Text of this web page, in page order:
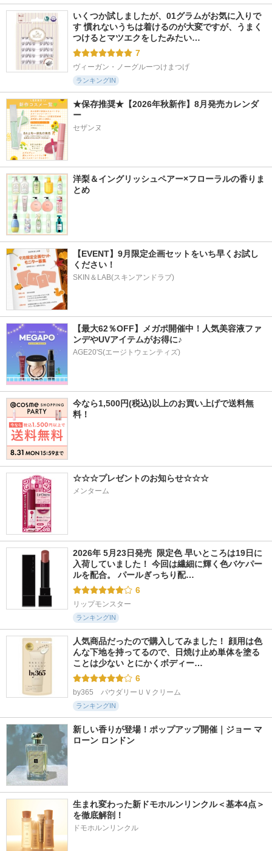
いくつか試しましたが、01グラムがお気に入りで
す 慣れないうちは着けるのが大変ですが、うまく
つけるとマツエクをしたみたい…
7
ヴィーガン・ノーグルーつけまつげ
ランキングIN
★保存推奨★【2026年秋新作】8月発売カレンダ
ー
セザンヌ
洋梨＆イングリッシュペアー×フローラルの香りま
とめ
【EVENT】9月限定企画セットをいち早くお試し
ください！
SKIN＆LAB(スキンアンドラブ)
【最大62％OFF】メガポ開催中！人気美容液ファ
ンデやUVアイテムがお得に♪
AGE20'S(エージトウェンティズ)
今なら1,500円(税込)以上のお買い上げで送料無
料！
☆☆☆プレゼントのお知らせ☆☆☆
メンターム
2026年 5月23日発売  限定色 早いところは19日に
入荷していました！ 今回は繊細に輝く色バケパー
ルを配合。 パールぎっちり配…
6
リップモンスター
ランキングIN
人気商品だったので購入してみました！ 顔用は色
んな下地を持ってるので、日焼け止め単体を塗る
ことは少ない とにかくボディー…
6
by365　パウダリーＵＶクリーム
ランキングIN
新しい香りが登場！ポップアップ開催｜ジョー マ
ローン ロンドン
生まれ変わった新ドモホルンリンクル＜基本4点＞
を徹底解剖！
ドモホルンリンクル